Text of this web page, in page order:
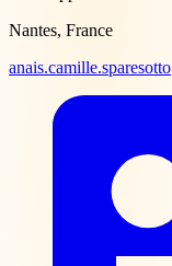
Nantes, France